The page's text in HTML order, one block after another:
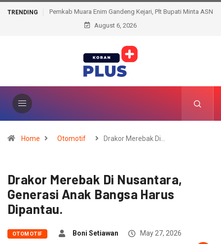
TRENDING
Pemkab Muara Enim Gandeng Kejari, Plt Bupati Minta ASN
Jangan Takut Konsultasi Hukum
August 6, 2026
Home Otomotif Drakor Merebak Di…
Drakor Merebak Di Nusantara,
Generasi Anak Bangsa Harus
Dipantau.
OTOMOTIF Boni Setiawan
May 27, 2026